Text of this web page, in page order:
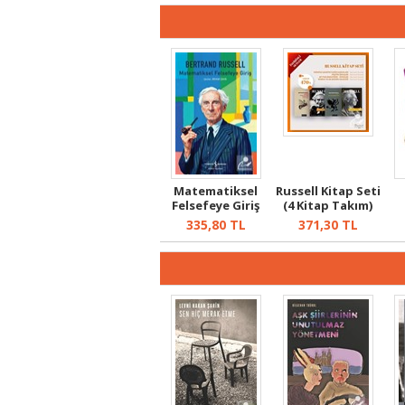
Matematiksel
Felsefeye Giriş
335,80TL
Russell Kitap Seti
(4 Kitap Takım)
371,30TL